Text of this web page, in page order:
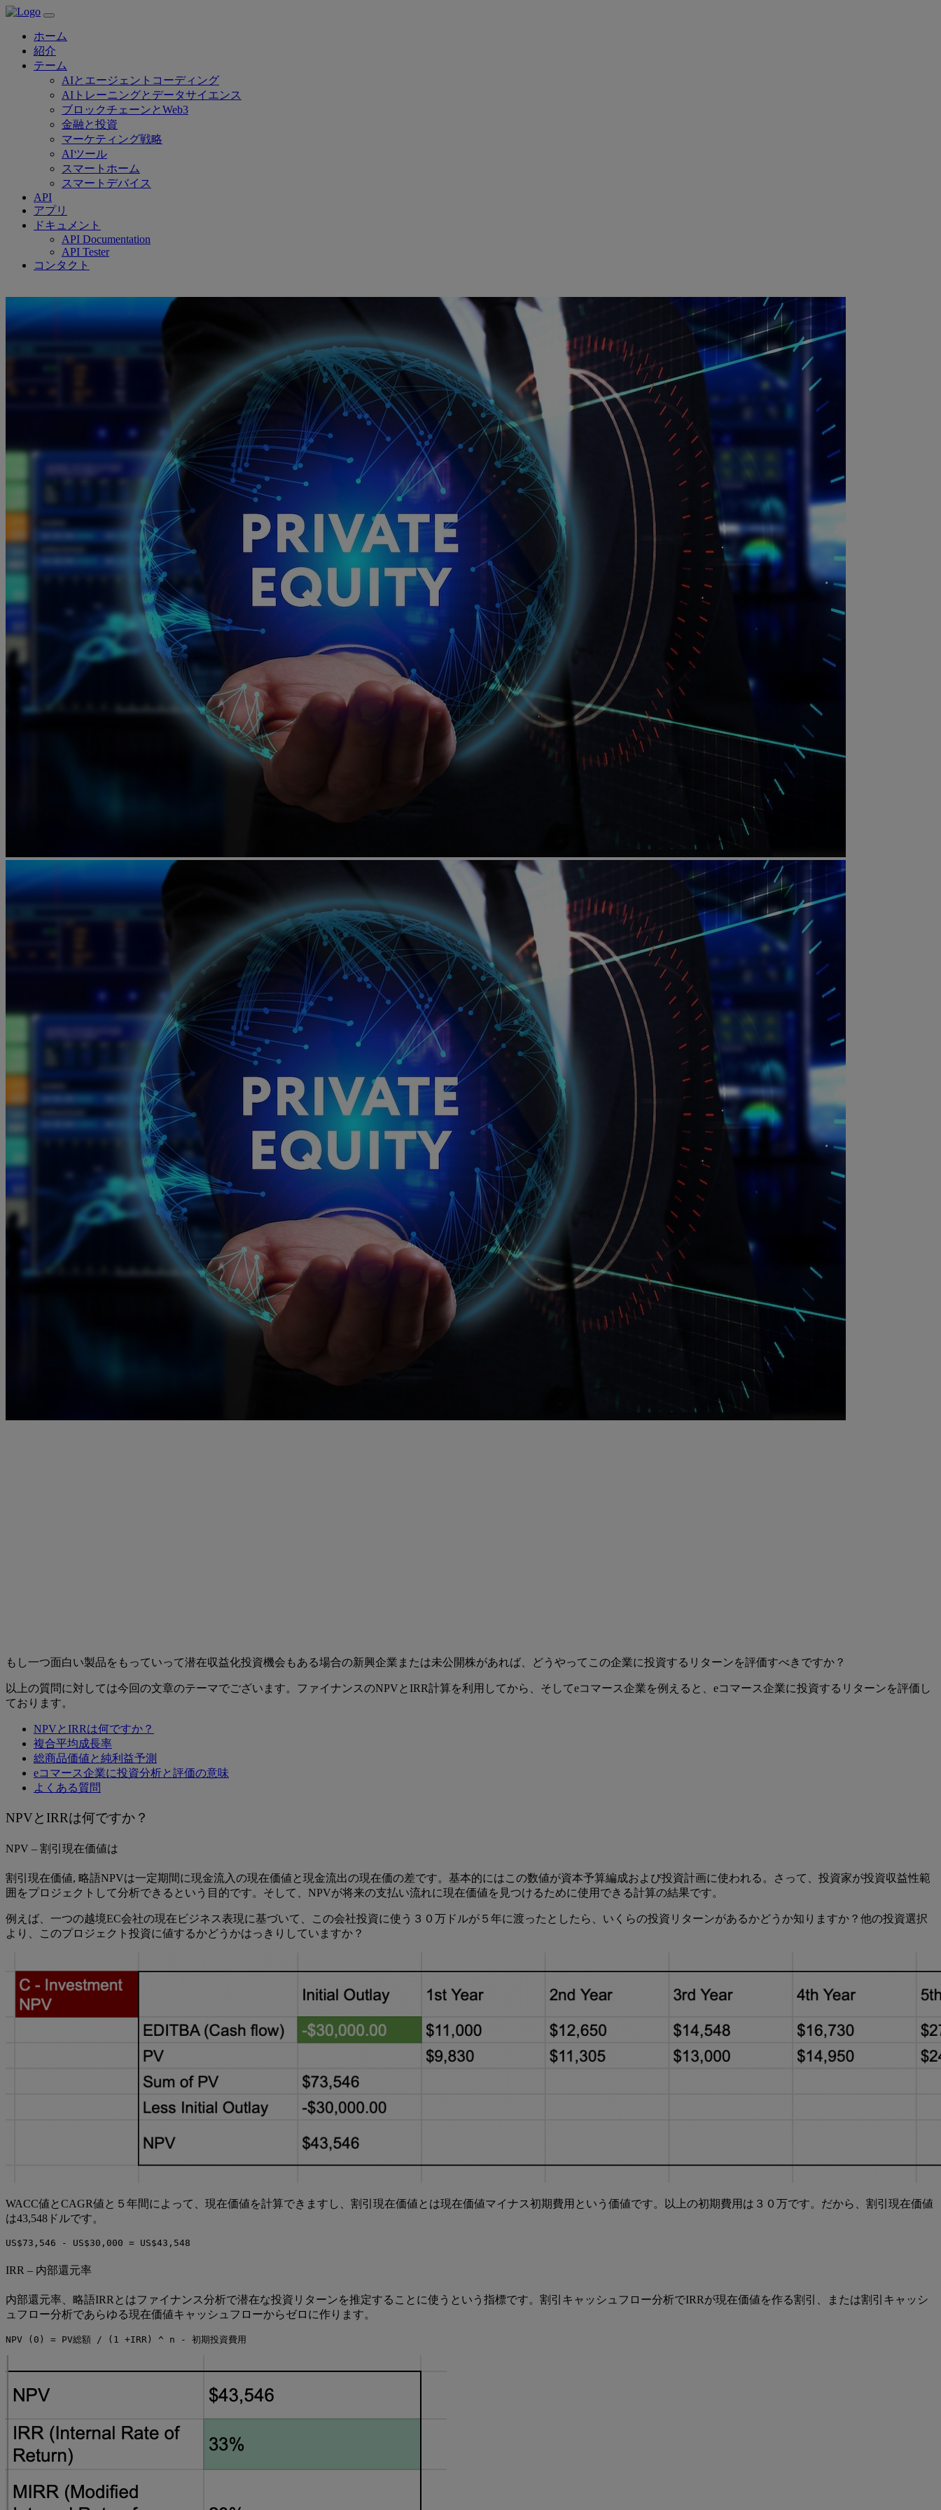
ホーム
紹介
テーム
AIとエージェントコーディング
AIトレーニングとデータサイエンス
ブロックチェーンとWeb3
金融と投資
マーケティング戦略
AIツール
スマートホーム
スマートデバイス
API
アプリ
ドキュメント
API Documentation
API Tester
コンタクト
もし一つ面白い製品をもっていって潜在収益化投資機会もある場合の新興企業または未公開株があれば、どうやってこの企業に投資するリターンを評価すべきですか？
以上の質問に対しては今回の文章のテーマでございます。ファイナンスのNPVとIRR計算を利用してから、そしてeコマース企業を例えると、eコマース企業に投資するリターンを評価し
ております。
NPVとIRRは何ですか？
複合平均成長率
総商品価値と純利益予測
eコマース企業に投資分析と評価の意味
よくある質問
NPVとIRRは何ですか？
NPV – 割引現在価値は
割引現在価値, 略語NPVは一定期間に現金流入の現在価値と現金流出の現在価の差です。基本的にはこの数値が資本予算編成および投資計画に使われる。さって、 投資家が投資収益性範
囲をプロジェクトして分析できるという目的です。そして、NPVが将来の支払い流れに現在価値を見つけるために使用できる計算の結果です。
例えば、一つの越境EC会社の現在ビジネス表現に基づいて、この会社投資に使う３０万ドルが５年に渡ったとしたら、いくらの投資リターンがあるかどうか知りますか？他の投資選択
より、このプロジェクト投資に値するかどうかはっきりしていますか？
WACC値とCAGR値と５年間によって、現在価値を計算できますし、割引現在価値とは現在価値マイナス初期費用という価値です。以上の初期費用は３０万です。だから、割引現在価値
は43,548ドルです。
US$73,546 - US$30,000 = US$43,548
IRR – 内部還元率
内部還元率、略語IRRとはファイナンス分析で潜在な投資リターンを推定することに使うという指標です。割引キャッシュフロー分析でIRRが現在価値を作る割引、または割引キャッシ
ュフロー分析であらゆる現在価値キャッシュフローからゼロに作ります。
NPV (0) = PV総額 / (1 +IRR) ^ n - 初期投資費用